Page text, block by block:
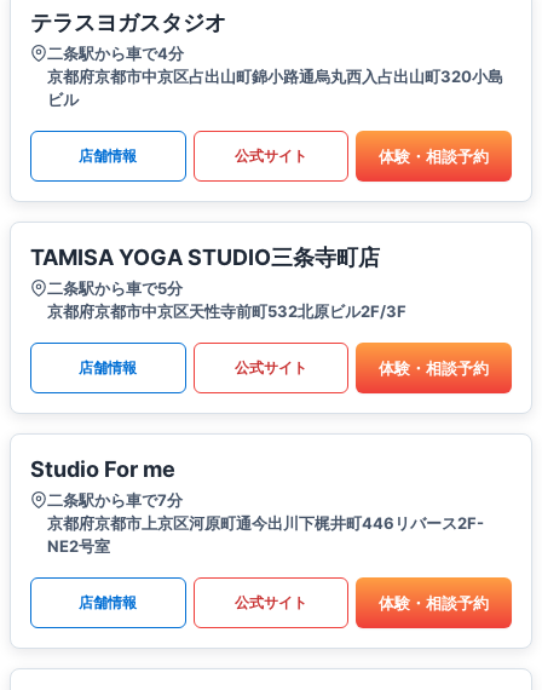
テラスヨガスタジオ
二条駅から車で4分
京都府京都市中京区占出山町錦小路通烏丸西入占出山町320小島
ビル
店舗情報 公式サイト 体験・相談予約
TAMISA YOGA STUDIO三条寺町店
二条駅から車で5分
京都府京都市中京区天性寺前町532北原ビル2F/3F
店舗情報 公式サイト 体験・相談予約
Studio For me
二条駅から車で7分
京都府京都市上京区河原町通今出川下梶井町446リバース2F-
NE2号室
店舗情報 公式サイト 体験・相談予約